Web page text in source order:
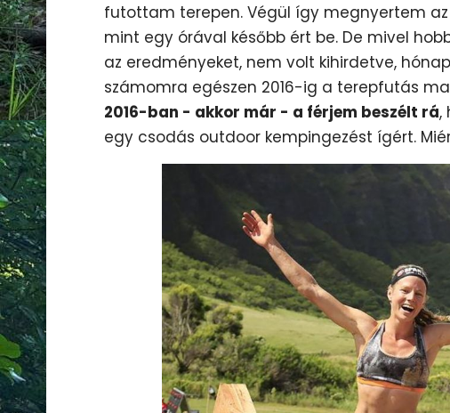
futottam terepen. Végül így megnyertem
mint egy órával később ért be. De mivel
az eredményeket, nem volt kihirdetve,
számomra egészen 2016-ig a terepfutás
2016-ban - akkor már - a férjem beszélt rá,
egy csodás outdoor kempingezést ígért.